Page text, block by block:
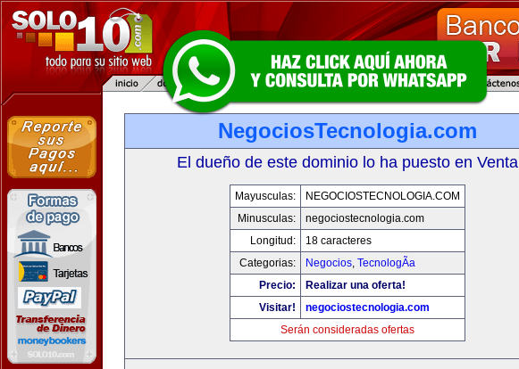
NegociosTecnologia.com
El dueño de este dominio lo ha puesto en Venta
Mayusculas:
NEGOCIOSTECNOLOGIA.COM
Minusculas:
negociostecnologia.com
Longitud:
18 caracteres
Categorias:
Negocios, TecnologÃ­a
Precio:
Realizar una oferta!
Visitar!
negociostecnologia.com
Serán consideradas ofertas